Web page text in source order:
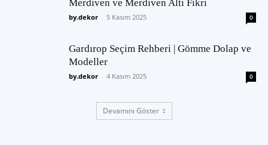
Merdiven ve Merdiven Altı Fikri
by.dekor - 5 Kasım 2025 0
Gardırop Seçim Rehberi | Gömme Dolap ve
Modeller
by.dekor - 4 Kasım 2025 0
Devamını Göster